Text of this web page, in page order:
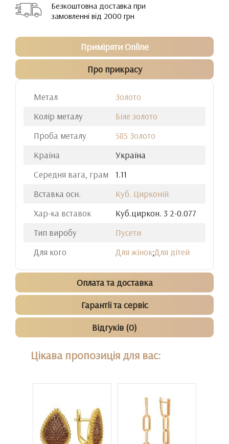
Безкоштовна доставка при
замовленні від 2000 грн
Приміряти Online
Про прикрасу
Метал
Золото
Колір металу
Біле золото
Проба металу
585 Золото
Країна
Україна
Середня вага, грам
1.11
Вставка осн.
Куб. Цирконій
Хар-ка вставок
Куб.циркон. 3 2-0.077
Тип виробу
Пусети
Для кого
Для жінок;Для дітей
Оплата та доставка
Гарантії та сервіс
Відгуків (0)
Цікава пропозиція для вас: